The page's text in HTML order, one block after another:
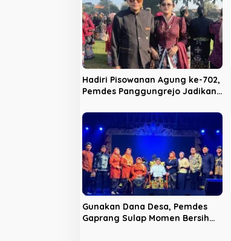
s
i
p
o
s
Hadiri Pisowanan Agung ke-702,
Pemdes Panggungrejo Jadikan
Kawruh’
Gunakan Dana Desa, Pemdes
Gaprang Sulap Momen Bersih